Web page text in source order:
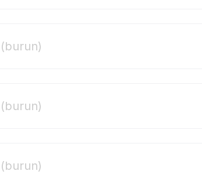
(burun)
(burun)
(burun)